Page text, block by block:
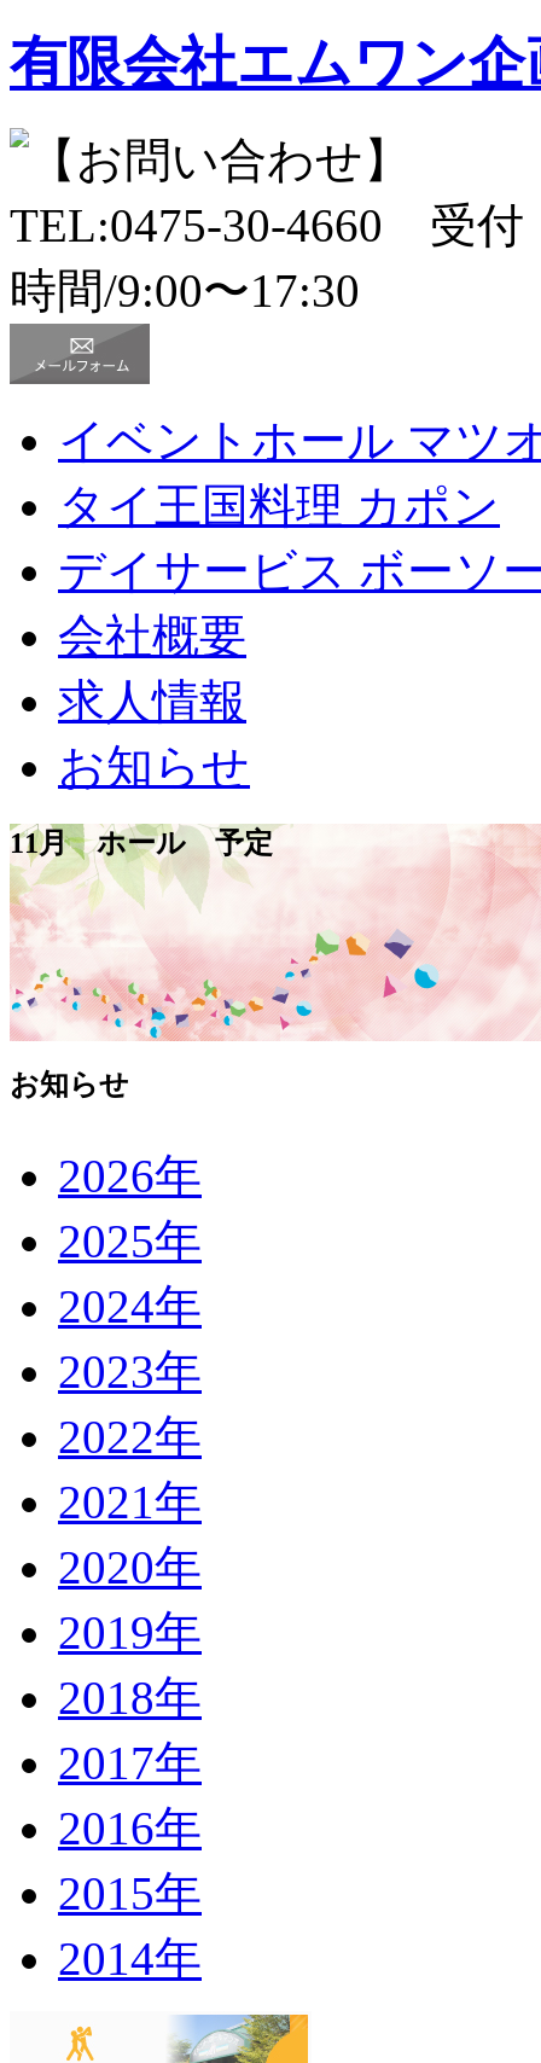
有限会社エムワン企
イベントホール マツ
タイ王国料理 カポン
デイサービス ボーソ
会社概要
求人情報
お知らせ
11月 ホール 予定
お知らせ
2026年
2025年
2024年
2023年
2022年
2021年
2020年
2019年
2018年
2017年
2016年
2015年
2014年